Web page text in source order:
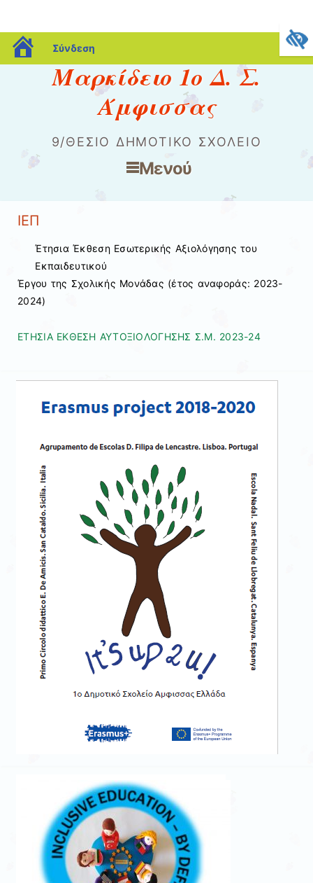
blogs.sch.gr
Σύνδεση
Μαρκίδειο 1ο Δ. Σ.
Άμφισσας
9/ΘΕΣΙΟ ΔΗΜΟΤΙΚΌ ΣΧΟΛΕΊΟ
Μενού
ΙΕΠ
Έτησια Έκθεση Εσωτερικής Αξιολόγησης του
Εκπαιδευτικού
Έργου της Σχολικής Μονάδας (έτος αναφοράς: 2023-
2024)
ΕΤΗΣΙΑ ΕΚΘΕΣΗ ΑΥΤΟΞΙΟΛΟΓΗΣΗΣ Σ.Μ. 2023-24